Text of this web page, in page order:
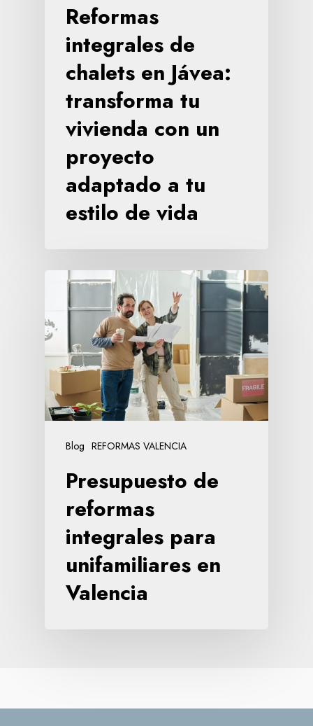
Reformas
integrales de
chalets en Jávea:
transforma tu
vivienda con un
proyecto
adaptado a tu
estilo de vida
Blog REFORMAS VALENCIA
Presupuesto de
reformas
integrales para
unifamiliares en
Valencia